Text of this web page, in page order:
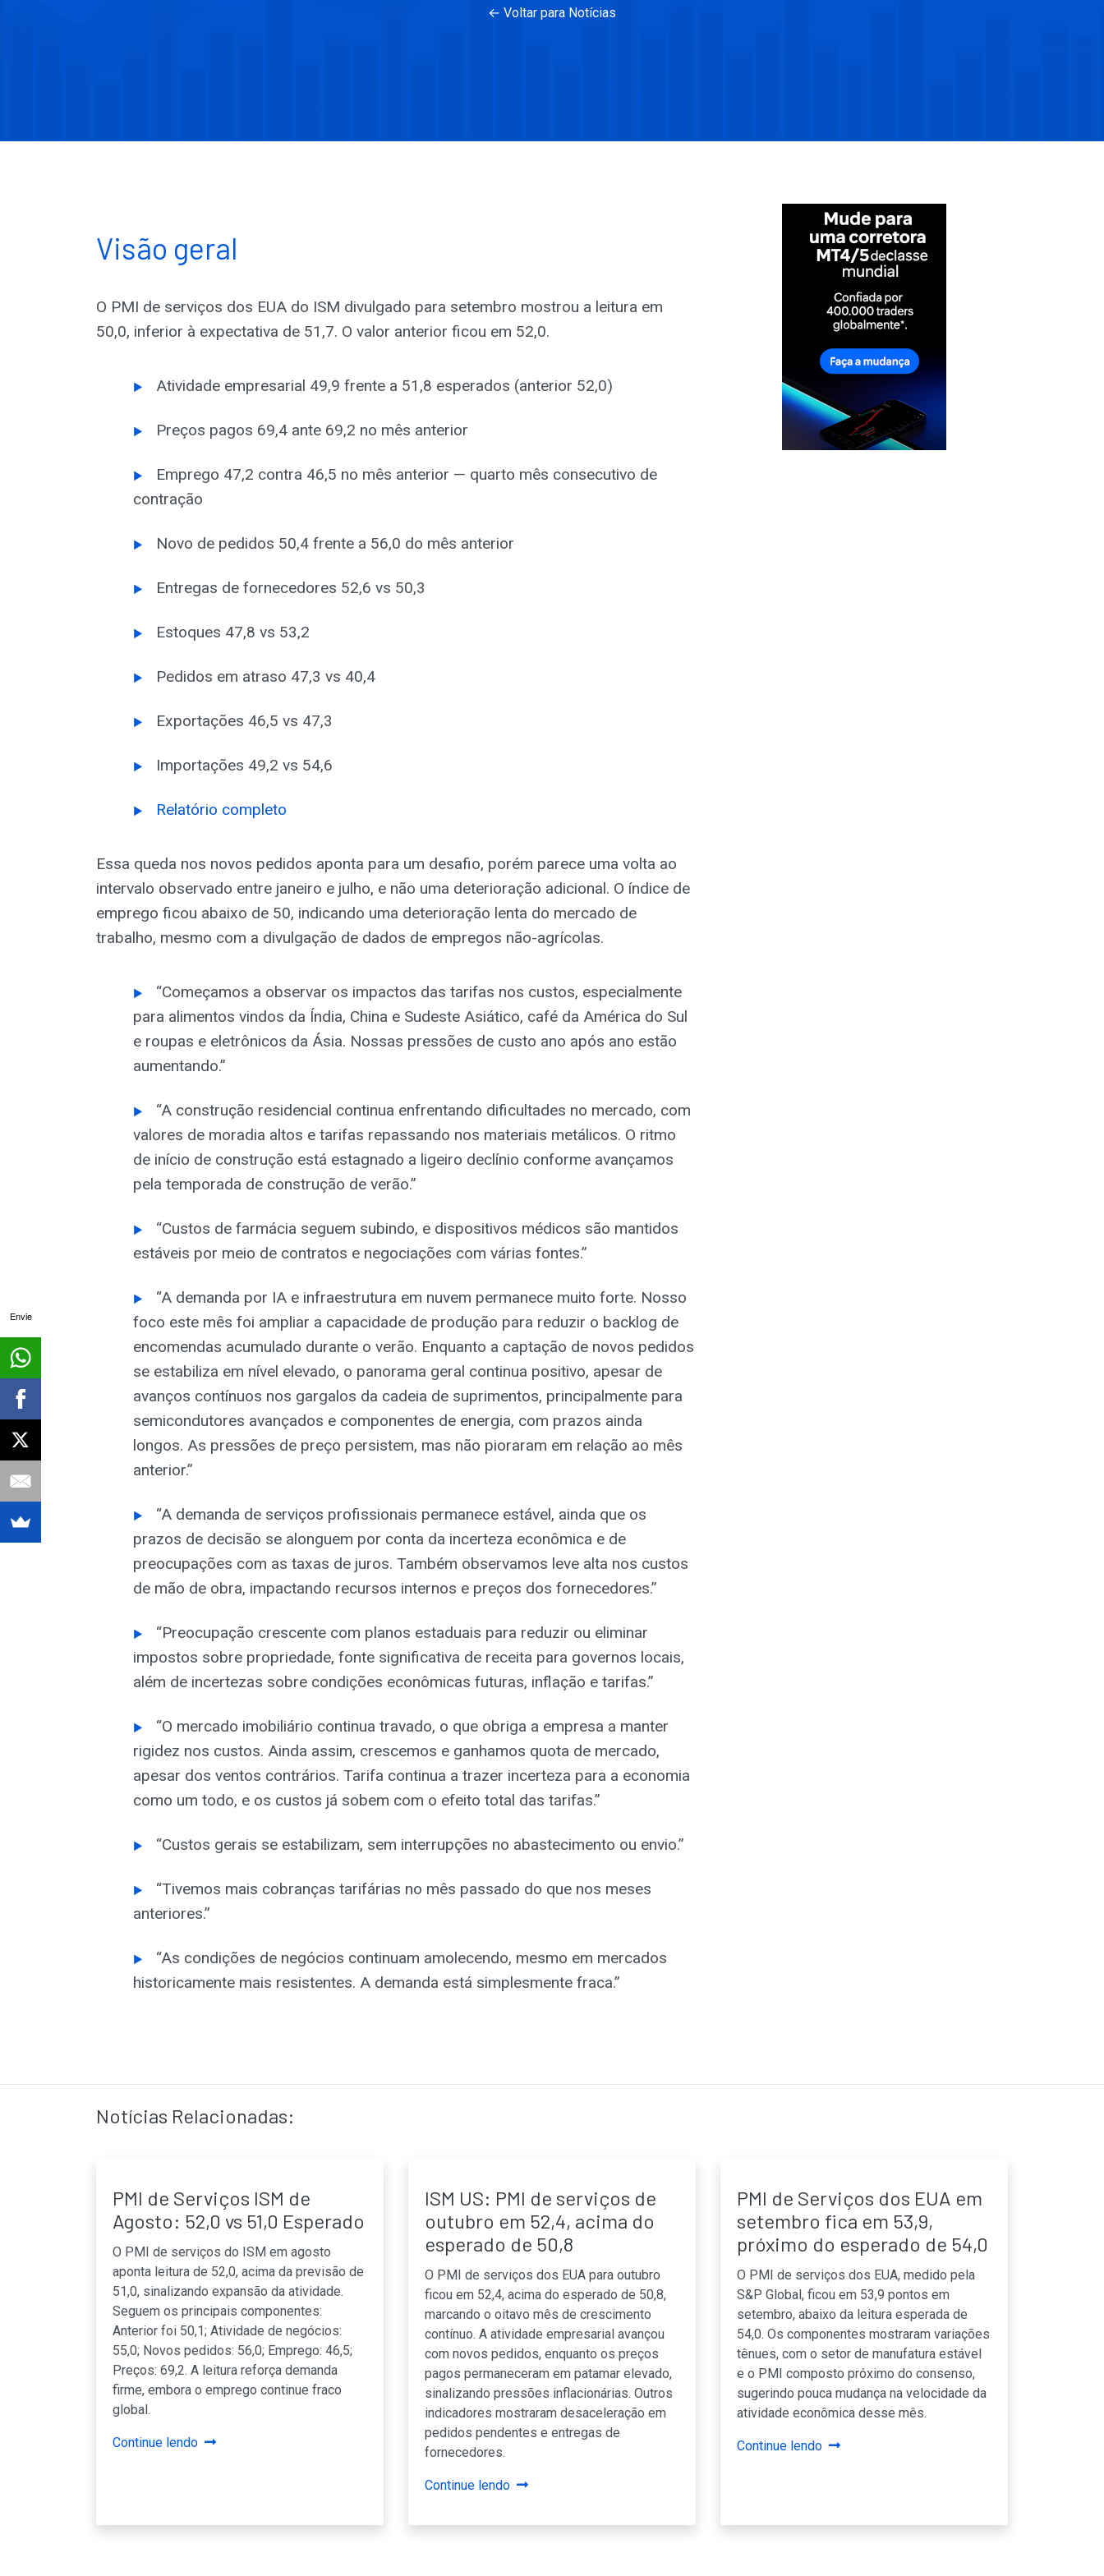
← Voltar para Notícias
Visão geral
O PMI de serviços dos EUA do ISM divulgado para setembro mostrou a leitura em
50,0, inferior à expectativa de 51,7. O valor anterior ficou em 52,0.
Atividade empresarial 49,9 frente a 51,8 esperados (anterior 52,0)
Preços pagos 69,4 ante 69,2 no mês anterior
Emprego 47,2 contra 46,5 no mês anterior — quarto mês consecutivo de
contração
Novo de pedidos 50,4 frente a 56,0 do mês anterior
Entregas de fornecedores 52,6 vs 50,3
Estoques 47,8 vs 53,2
Pedidos em atraso 47,3 vs 40,4
Exportações 46,5 vs 47,3
Importações 49,2 vs 54,6
Relatório completo
Essa queda nos novos pedidos aponta para um desafio, porém parece uma volta ao
intervalo observado entre janeiro e julho, e não uma deterioração adicional. O índice de
emprego ficou abaixo de 50, indicando uma deterioração lenta do mercado de
trabalho, mesmo com a divulgação de dados de empregos não-agrícolas.
“Começamos a observar os impactos das tarifas nos custos, especialmente
para alimentos vindos da Índia, China e Sudeste Asiático, café da América do Sul
e roupas e eletrônicos da Ásia. Nossas pressões de custo ano após ano estão
aumentando.”
“A construção residencial continua enfrentando dificultades no mercado, com
valores de moradia altos e tarifas repassando nos materiais metálicos. O ritmo
de início de construção está estagnado a ligeiro declínio conforme avançamos
pela temporada de construção de verão.”
“Custos de farmácia seguem subindo, e dispositivos médicos são mantidos
estáveis por meio de contratos e negociações com várias fontes.”
“A demanda por IA e infraestrutura em nuvem permanece muito forte. Nosso
foco este mês foi ampliar a capacidade de produção para reduzir o backlog de
encomendas acumulado durante o verão. Enquanto a captação de novos pedidos
se estabiliza em nível elevado, o panorama geral continua positivo, apesar de
avanços contínuos nos gargalos da cadeia de suprimentos, principalmente para
semicondutores avançados e componentes de energia, com prazos ainda
longos. As pressões de preço persistem, mas não pioraram em relação ao mês
anterior.”
“A demanda de serviços profissionais permanece estável, ainda que os
prazos de decisão se alonguem por conta da incerteza econômica e de
preocupações com as taxas de juros. Também observamos leve alta nos custos
de mão de obra, impactando recursos internos e preços dos fornecedores.”
“Preocupação crescente com planos estaduais para reduzir ou eliminar
impostos sobre propriedade, fonte significativa de receita para governos locais,
além de incertezas sobre condições econômicas futuras, inflação e tarifas.”
“O mercado imobiliário continua travado, o que obriga a empresa a manter
rigidez nos custos. Ainda assim, crescemos e ganhamos quota de mercado,
apesar dos ventos contrários. Tarifa continua a trazer incerteza para a economia
como um todo, e os custos já sobem com o efeito total das tarifas.”
“Custos gerais se estabilizam, sem interrupções no abastecimento ou envio.”
“Tivemos mais cobranças tarifárias no mês passado do que nos meses
anteriores.”
“As condições de negócios continuam amolecendo, mesmo em mercados
historicamente mais resistentes. A demanda está simplesmente fraca.”
Notícias Relacionadas:
PMI de Serviços ISM de
Agosto: 52,0 vs 51,0 Esperado
O PMI de serviços do ISM em agosto
aponta leitura de 52,0, acima da previsão de
51,0, sinalizando expansão da atividade.
Seguem os principais componentes:
Anterior foi 50,1; Atividade de negócios:
55,0; Novos pedidos: 56,0; Emprego: 46,5;
Preços: 69,2. A leitura reforça demanda
firme, embora o emprego continue fraco
global.
Continue lendo
ISM US: PMI de serviços de
outubro em 52,4, acima do
esperado de 50,8
O PMI de serviços dos EUA para outubro
ficou em 52,4, acima do esperado de 50,8,
marcando o oitavo mês de crescimento
contínuo. A atividade empresarial avançou
com novos pedidos, enquanto os preços
pagos permaneceram em patamar elevado,
sinalizando pressões inflacionárias. Outros
indicadores mostraram desaceleração em
pedidos pendentes e entregas de
fornecedores.
Continue lendo
PMI de Serviços dos EUA em
setembro fica em 53,9,
próximo do esperado de 54,0
O PMI de serviços dos EUA, medido pela
S&P Global, ficou em 53,9 pontos em
setembro, abaixo da leitura esperada de
54,0. Os componentes mostraram variações
tênues, com o setor de manufatura estável
e o PMI composto próximo do consenso,
sugerindo pouca mudança na velocidade da
atividade econômica desse mês.
Continue lendo
Envie